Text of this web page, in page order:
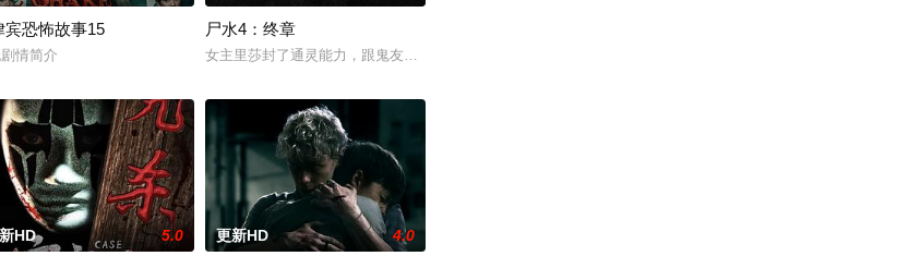
。这不仅是对母亲下落的追寻，更是他探寻身世真相、寻求内心
遇到神秘事件集体神秘消失。20年后寻宝队成员周西川和周嫣然、乐明为寻找神秘宝藏归还国家深入
宾恐怖故事15
情简介
尸水4：终章
女主里莎封了通灵能力，跟鬼友断联多年，就想安安稳稳陪妹妹结婚。结果妹妹在老剧院求婚后直接被邪灵缠
HD 5.0 更新HD 4.0